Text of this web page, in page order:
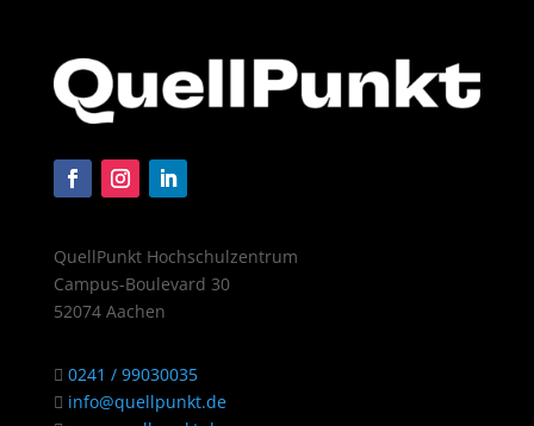
QuellPunkt Hochschulzentrum
Campus-Boulevard 30
52074 Aachen
0241 / 99030035
info@quellpunkt.de